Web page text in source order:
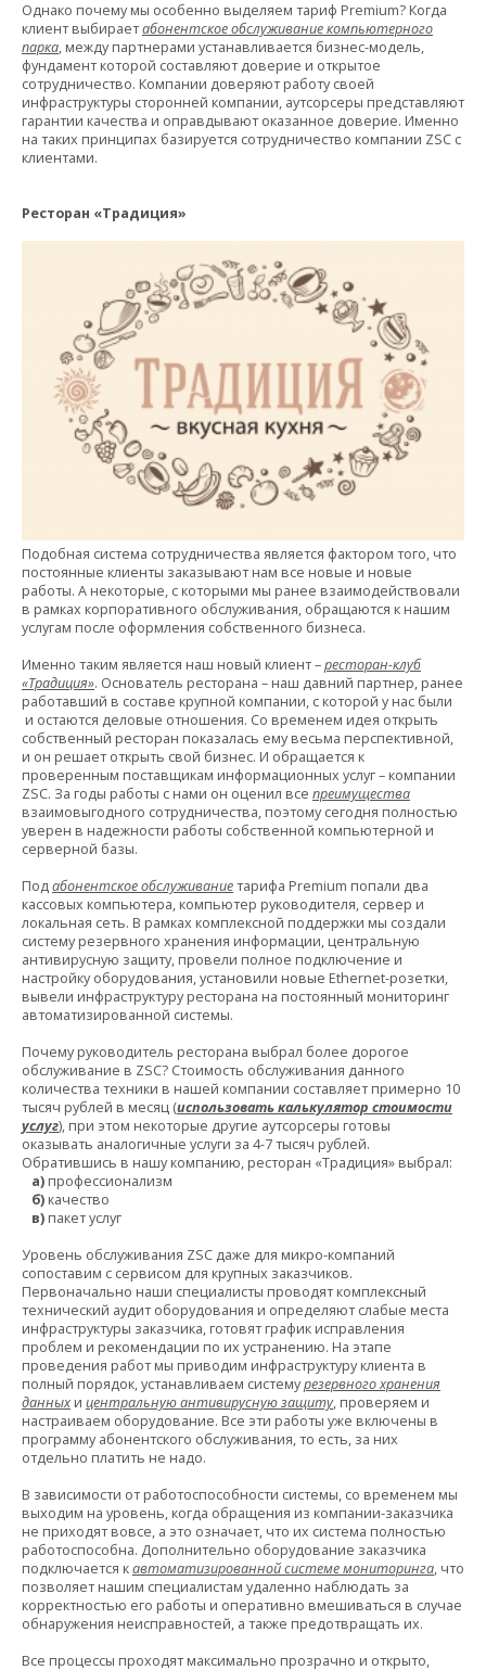
Однако почему мы особенно выделяем тариф Premium? Когда
клиент выбираетабонентское обслуживание компьютерного
парка, между партнерами устанавливается бизнес-модель,
фундамент которой составляют доверие и открытое
сотрудничество. Компании доверяют работу своей
инфраструктуры сторонней компании, аутсорсеры представляют
гарантии качества и оправдывают оказанное доверие. Именно
на таких принципах базируется сотрудничество компании ZSC с
клиентами.
Ресторан «Традиция»
Подобная система сотрудничества является фактором того, что
постоянные клиенты заказывают нам все новые и новые
работы. А некоторые, с которыми мы ранее взаимодействовали
в рамках корпоративного обслуживания, обращаются к нашим
услугам после оформления собственного бизнеса.
Именно таким является наш новый клиент –ресторан-клуб
«Традиция». Основатель ресторана – наш давний партнер, ранее
работавший в составе крупной компании, с которой у нас были
и остаются деловые отношения. Со временем идея открыть
собственный ресторан показалась ему весьма перспективной,
и он решает открыть свой бизнес. И обращается к
проверенным поставщикам информационных услуг – компании
ZSC. За годы работы с нами он оценил все преимущества
взаимовыгодного сотрудничества, поэтому сегодня полностью
уверен в надежности работы собственной компьютерной и
серверной базы.
Подабонентское обслуживаниетарифа Premium попали два
кассовых компьютера, компьютер руководителя, сервер и
локальная сеть. В рамках комплексной поддержки мы создали
систему резервного хранения информации, центральную
антивирусную защиту, провели полное подключение и
настройку оборудования, установили новые Ethernet-розетки,
вывели инфраструктуру ресторана на постоянный мониторинг
автоматизированной системы.
Почему руководитель ресторана выбрал более дорогое
обслуживание в ZSC? Стоимость обслуживания данного
количества техники в нашей компании составляет примерно 10
тысяч рублей в месяц (использовать калькулятор стоимости
услуг), при этом некоторые другие аутсорсеры готовы
оказывать аналогичные услуги за 4-7 тысяч рублей.
Обратившись в нашу компанию, ресторан «Традиция» выбрал:
а) профессионализм
б) качество
в) пакет услуг
Уровень обслуживания ZSC даже для микро-компаний
сопоставим с сервисом для крупных заказчиков.
Первоначально наши специалисты проводят комплексный
технический аудит оборудования и определяют слабые места
инфраструктуры заказчика, готовят график исправления
проблем и рекомендации по их устранению. На этапе
проведения работ мы приводим инфраструктуру клиента в
полный порядок, устанавливаем системурезервного хранения
данных и центральную антивирусную защиту, проверяем и
настраиваем оборудование. Все эти работы уже включены в
программу абонентского обслуживания, то есть, за них
отдельно платить не надо.
В зависимости от работоспособности системы, со временем мы
выходим на уровень, когда обращения из компании-заказчика
не приходят вовсе, а это означает, что их система полностью
работоспособна. Дополнительно оборудование заказчика
подключается кавтоматизированной системе мониторинга, что
позволяет нашим специалистам удаленно наблюдать за
корректностью его работы и оперативно вмешиваться в случае
обнаружения неисправностей, а также предотвращать их.
Все процессы проходят максимально прозрачно и открыто,